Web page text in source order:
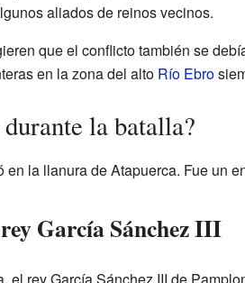
aliados de reinos vecinos.
que el conflicto también se
en la zona del alto Río Ebro
la batalla?
en la llanura de Atapuerca. Fue un
García Sánchez III
el rey García Sánchez III de